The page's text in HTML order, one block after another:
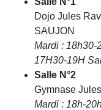
Dojo Jules
SAUJON
Mardi : 18h30-
17H30-19H
Salle N°2
Gymnase
Mardi : 18h-